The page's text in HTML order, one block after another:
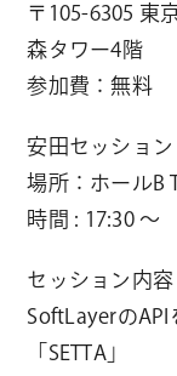
〒105-6305 東
森タワー4階
参加費：無料
安田セッション
場所：ホールB
時間 : 17:30 〜
セッション内容
SoftLayerのAPI
「SETTA」